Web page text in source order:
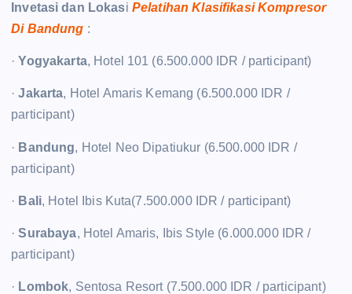
Invetasi dan Lokasi Pelatihan Klasifikasi Kompresor
Di Bandung :
·Yogyakarta, Hotel 101 (6.500.000 IDR / participant)
·Jakarta, Hotel Amaris Kemang (6.500.000 IDR /
participant)
· Bandung, Hotel Neo Dipatiukur (6.500.000 IDR /
participant)
· Bali, Hotel Ibis Kuta(7.500.000 IDR / participant)
·Surabaya, Hotel Amaris, Ibis Style (6.000.000 IDR /
participant)
· Lombok, Sentosa Resort (7.500.000 IDR / participant)